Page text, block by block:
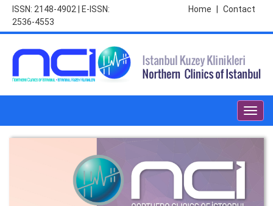
ISSN: 2148-4902 | E-ISSN:
2536-4553
Contact
Home